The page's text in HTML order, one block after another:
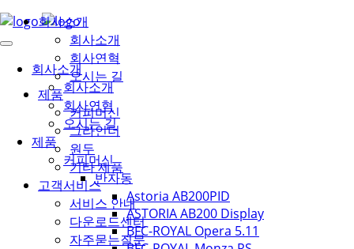
회사소개
회사소개
회사연혁
오시는 길
제품
커피머신
반자동
Astoria AB200PID
ASTORIA AB200 Display
BFC-ROYAL Opera 5.11
회사소개
회사소개
회사연혁
오시는 길
제품
커피머신
그라인더
원두
기타 제품
고객서비스
서비스 안내
다운로드센터
자주묻는질문